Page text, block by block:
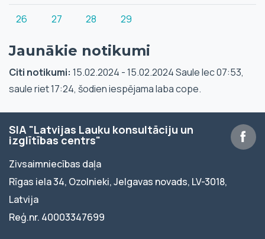
26 27 28 29
Jaunākie notikumi
Citi notikumi: 15.02.2024 - 15.02.2024 Saule lec 07:53,
saule riet 17:24, šodien iespējama laba cope.
SIA "Latvijas Lauku konsultāciju un
izglītības centrs"
Zivsaimniecības daļa
Rīgas iela 34, Ozolnieki, Jelgavas novads, LV-3018,
Latvija
Reģ.nr. 40003347699